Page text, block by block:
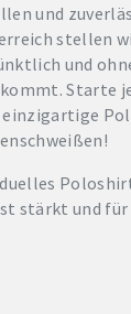
und
stellen
und
Starte
stärkt und